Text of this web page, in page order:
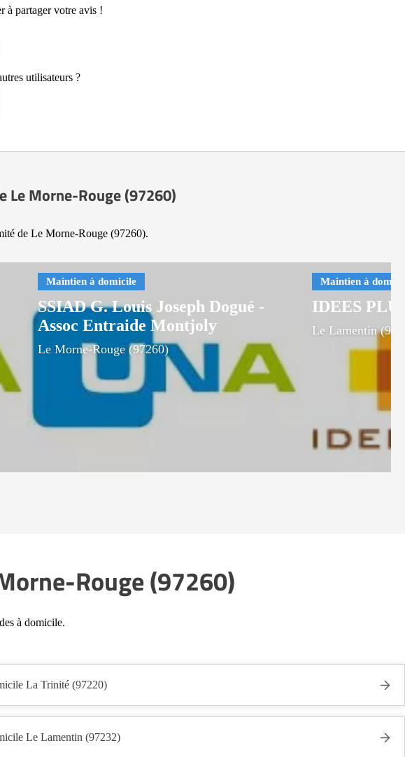
à partager votre avis !
utilisateurs ?
Le Morne-Rouge (97260)
de Le Morne-Rouge (97260).
SSIAD G. Louis Joseph Dogué -
Assoc Entraide Montjoly
Le Morne-Rouge (97260)
IDEES
Le Lamentin
Rouge (97260)
à domicile.
La Trinité (97220)
Le Lamentin (97232)